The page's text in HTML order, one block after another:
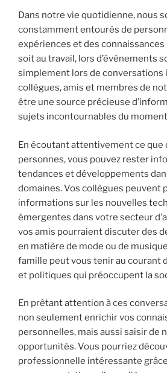
Dans notre vie quotidienne, nous
constamment entourés de
expériences et des connaissances
soit au travail, lors d’événements
simplement lors de conversations
collègues, amis et membres de
être une source précieuse
sujets incontournables du
En écoutant attentivement ce que
personnes, vous pouvez rester
tendances et développements
domaines. Vos collègues peuvent
informations sur les nouvelles
émergentes dans votre secteur
vos amis pourraient discuter des
en matière de mode ou de
famille peut vous tenir au courant
et politiques qui préoccupent la
En prêtant attention à ces
non seulement enrichir vos
personnelles, mais aussi saisir de
opportunités. Vous pourriez
professionnelle intéressante